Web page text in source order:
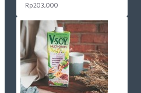
Rp203,000